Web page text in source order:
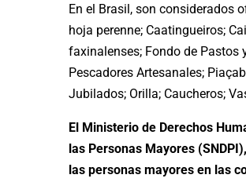
En el Brasil, son considerados
hoja perenne; Caatingueiros;
faxinalenses; Fondo de Pastos
Pescadores Artesanales;
Jubilados; Orilla; Caucheros;
El Ministerio de Derechos
las Personas Mayores
las personas mayores en las